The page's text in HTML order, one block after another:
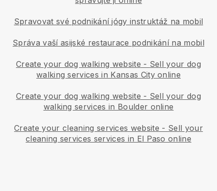
Spravovat své podnikání jógy instruktáž na mobil
Správa vaší asijské restaurace podnikání na mobil
Create your dog walking website - Sell your dog
walking services in Kansas City online
Create your dog walking website - Sell your dog
walking services in Boulder online
Create your cleaning services website - Sell your
cleaning services services in El Paso online